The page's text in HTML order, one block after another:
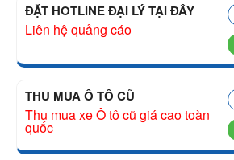
ĐẶT HOTLINE ĐẠI LÝ TẠI ĐÂY
Liên hệ quảng cáo
THU MUA Ô TÔ CŨ
Thu mua xe Ô tô cũ giá cao toàn
quốc